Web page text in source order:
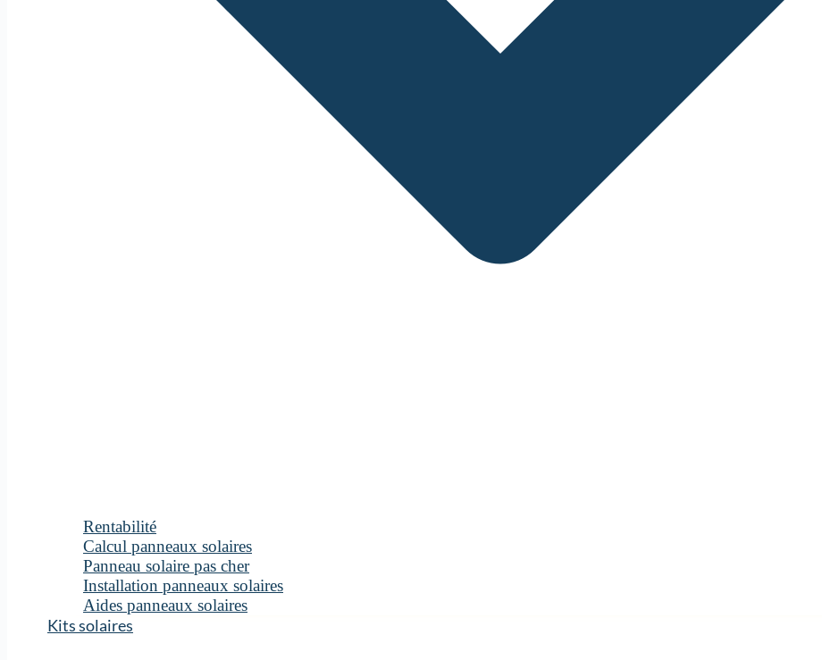
Rentabilité
Calcul panneaux solaires
Panneau solaire pas cher
Installation panneaux solaires
Aides panneaux solaires
Kits solaires